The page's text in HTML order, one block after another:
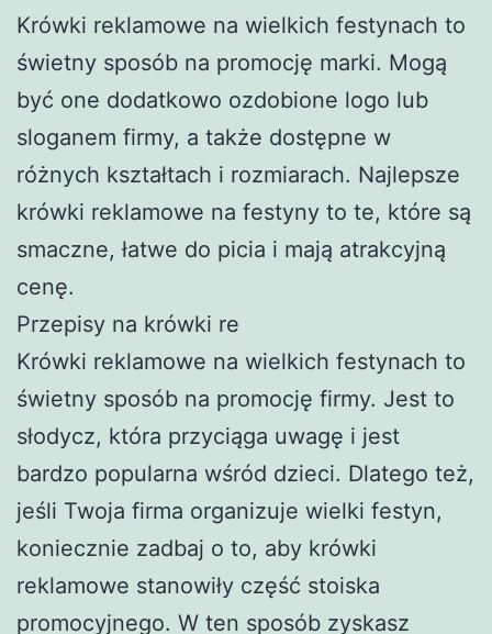
Krówki reklamowe na wielkich festynach to
świetny sposób na promocję marki. Mogą
być one dodatkowo ozdobione logo lub
sloganem firmy, a także dostępne w
różnych kształtach i rozmiarach. Najlepsze
krówki reklamowe na festyny to te, które są
smaczne, łatwe do picia i mają atrakcyjną
cenę.
Przepisy na krówki re
Krówki reklamowe na wielkich festynach to
świetny sposób na promocję firmy. Jest to
słodycz, która przyciąga uwagę i jest
bardzo popularna wśród dzieci. Dlatego też,
jeśli Twoja firma organizuje wielki festyn,
koniecznie zadbaj o to, aby krówki
reklamowe stanowiły część stoiska
promocyjnego. W ten sposób zyskasz